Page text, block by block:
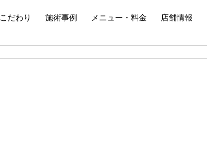
こだわり 施術事例 メニュー・料金 店舗情報